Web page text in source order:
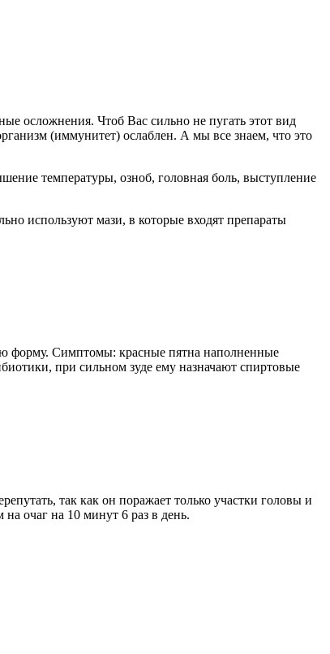
осложнения. Чтоб Вас сильно не пугать этот вид
(иммунитет) ослаблен. А мы все знаем, что это
температуры, озноб, головная боль, выступление
используют мази, в которые входят препараты
форму. Симптомы: красные пятна наполненные
при сильном зуде ему назначают спиртовые
так как он поражает только участки головы и
очаг на 10 минут 6 раз в день.